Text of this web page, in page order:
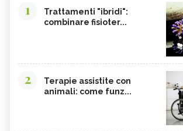
1
Trattamenti "ibridi":
combinare fisioter...
2
Terapie assistite con
animali: come funz...